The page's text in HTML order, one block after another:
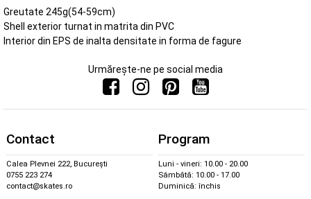
Greutate 245g(54-59cm)
Shell exterior turnat in matrita din PVC
Interior din EPS de inalta densitate in forma de fagure
Urmărește-ne pe social media
Contact
Calea Plevnei 222, București
0755 223 274
contact@skates.ro
Program
Luni - vineri: 10.00 - 20.00
Sâmbătă: 10.00 - 17.00
Duminică: închis